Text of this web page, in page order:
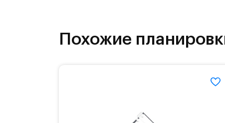
На территории квартала возведут
детей есть возможность посещения
Похожие